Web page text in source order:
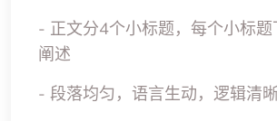
- 正文分4个小标题，每个小标
阐述
- 段落均匀，语言生动，逻辑清